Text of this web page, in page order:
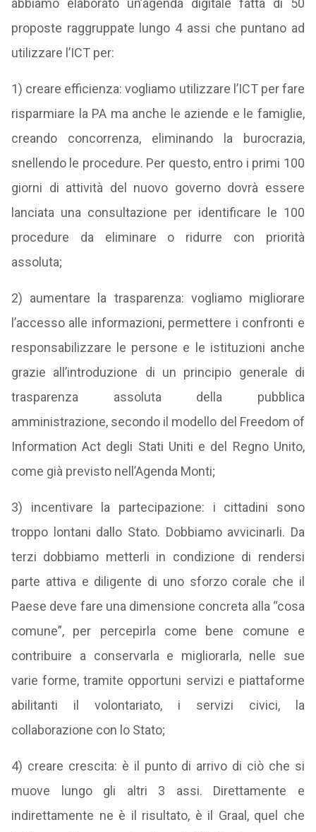
abbiamo elaborato un’agenda digitale fatta di 50
proposte raggruppate lungo 4 assi che puntano ad
utilizzare l’ICT per:
1) creare efficienza: vogliamo utilizzare l’ICT per fare
risparmiare la PA ma anche le aziende e le famiglie,
creando concorrenza, eliminando la burocrazia,
snellendo le procedure. Per questo, entro i primi 100
giorni di attività del nuovo governo dovrà essere
lanciata una consultazione per identificare le 100
procedure da eliminare o ridurre con priorità
assoluta;
2) aumentare la trasparenza: vogliamo migliorare
l’accesso alle informazioni, permettere i confronti e
responsabilizzare le persone e le istituzioni anche
grazie all’introduzione di un principio generale di
trasparenza assoluta della pubblica
amministrazione, secondo il modello del Freedom of
Information Act degli Stati Uniti e del Regno Unito,
come già previsto nell’Agenda Monti;
3) incentivare la partecipazione: i cittadini sono
troppo lontani dallo Stato. Dobbiamo avvicinarli. Da
terzi dobbiamo metterli in condizione di rendersi
parte attiva e diligente di uno sforzo corale che il
Paese deve fare una dimensione concreta alla “cosa
comune”, per percepirla come bene comune e
contribuire a conservarla e migliorarla, nelle sue
varie forme, tramite opportuni servizi e piattaforme
abilitanti il volontariato, i servizi civici, la
collaborazione con lo Stato;
4) creare crescita: è il punto di arrivo di ciò che si
muove lungo gli altri 3 assi. Direttamente e
indirettamente ne è il risultato, è il Graal, quel che